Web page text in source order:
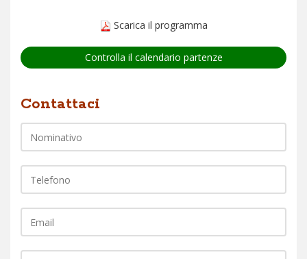
Scarica il programma
Controlla il calendario partenze
Contattaci